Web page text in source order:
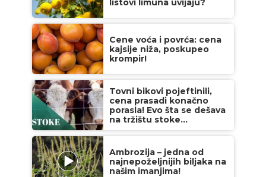
listovi limuna uvijaju?
Cene voća i povrća: cena
kajsije niža, poskupeo
krompir!
Tovni bikovi pojeftinili,
cena prasadi konačno
porasla! Evo šta se dešava
na tržištu stoke...
Ambrozija – jedna od
najnepoželjnijih biljaka na
našim imanjima!